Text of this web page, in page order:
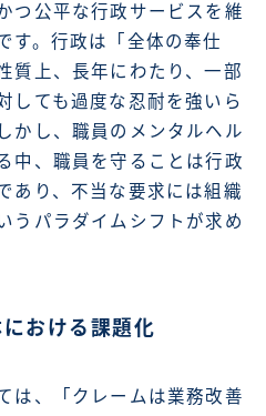
つ公平な行政サービスを維
す。行政は「全体の奉仕
質上、長年にわたり、一部
しても過度な忍耐を強いら
かし、職員のメンタルヘル
中、職員を守ることは行政
あり、不当な要求には組織
うパラダイムシフトが求め
おける課題化
は、「クレームは業務改善